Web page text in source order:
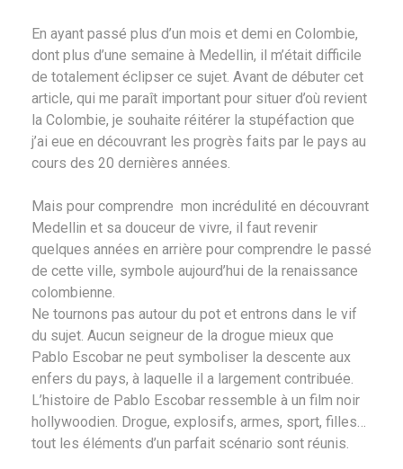
En ayant passé plus d’un mois et demi en Colombie,
dont plus d’une semaine à Medellin, il m’était difficile
de totalement éclipser ce sujet. Avant de débuter cet
article, qui me paraît important pour situer d’où revient
la Colombie, je souhaite réitérer la stupéfaction que
j’ai eue en découvrant les progrès faits par le pays au
cours des 20 dernières années.
Mais pour comprendre mon incrédulité en découvrant
Medellin et sa douceur de vivre, il faut revenir
quelques années en arrière pour comprendre le passé
de cette ville, symbole aujourd’hui de la renaissance
colombienne.
Ne tournons pas autour du pot et entrons dans le vif
du sujet. Aucun seigneur de la drogue mieux que
Pablo Escobar ne peut symboliser la descente aux
enfers du pays, à laquelle il a largement contribuée.
L’histoire de Pablo Escobar ressemble à un film noir
hollywoodien. Drogue, explosifs, armes, sport, filles…
tout les éléments d’un parfait scénario sont réunis.